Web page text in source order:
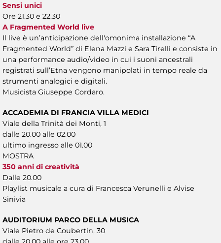
Sensi unici
Ore 21.30 e 22.30
A Fragmented World live
Il live è un’anticipazione dell'omonima installazione “A
Fragmented World” di Elena Mazzi e Sara Tirelli e consiste in
una performance audio/video in cui i suoni ancestrali
registrati sull’Etna vengono manipolati in tempo reale da
strumenti analogici e digitali.
Musicista Giuseppe Cordaro.
ACCADEMIA DI FRANCIA VILLA MEDICI
Viale della Trinità dei Monti, 1
dalle 20.00 alle 02.00
ultimo ingresso alle 01.00
MOSTRA
350 anni di creatività
Dalle 20.00
Playlist musicale a cura di Francesca Verunelli e Alvise
Sinivia
AUDITORIUM PARCO DELLA MUSICA
Viale Pietro de Coubertin, 30